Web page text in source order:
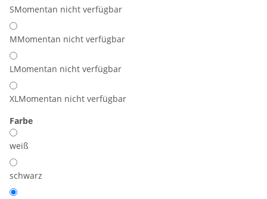
SMomentan nicht verfügbar
MMomentan nicht verfügbar
LMomentan nicht verfügbar
XLMomentan nicht verfügbar
Farbe
weiß
schwarz